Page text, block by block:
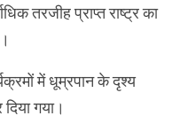
तरजीह प्राप्त राष्ट्र का
में धूम्रपान के दृश्य
गया।